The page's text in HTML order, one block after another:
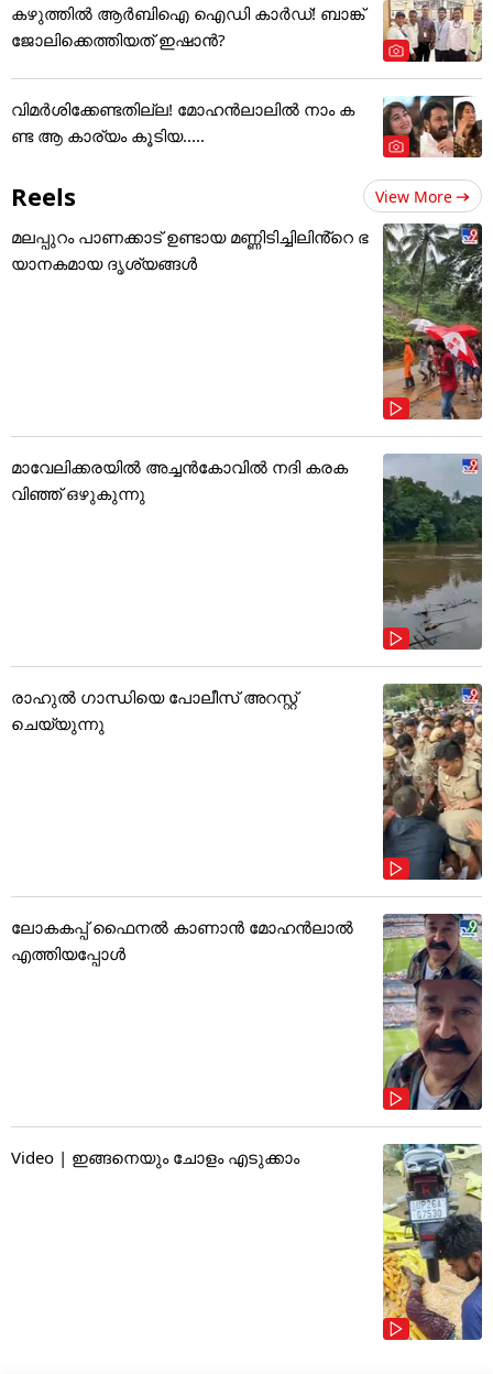
കഴുത്തില്‍ ആര്‍ബിഐ ഐഡി കാര്‍ഡ്! ബാങ്ക്
ജോലിക്കെത്തിയത് ഇഷാന്‍?
വിമർശിക്കേണ്ടതില്ല! മോഹൻലാലിൽ നാം ക
ണ്ട ആ കാര്യം കൂടിയ.....
Reels View More
മലപ്പുറം പാണക്കാട് ഉണ്ടായ മണ്ണിടിച്ചിലിൻ്റെ ഭ
യാനകമായ ദൃശ്യങ്ങൾ
മാവേലിക്കരയിൽ അച്ചൻകോവിൽ നദി കരക
വിഞ്ഞ് ഒഴുകുന്നു
രാഹുൽ ഗാന്ധിയെ പോലീസ് അറസ്റ്റ്
ചെയ്യുന്നു
ലോകകപ്പ് ഫൈനൽ കാണാൻ മോഹൻലാൽ
എത്തിയപ്പോൾ
Video | ഇങ്ങനെയും ചോളം എടുക്കാം